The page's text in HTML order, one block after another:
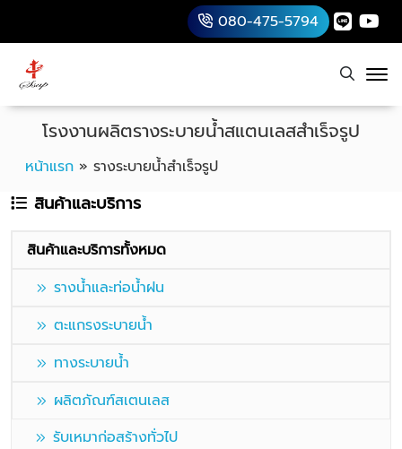
080-475-5794
หน้าแรก » รางระบายน้ำสำเร็จรูป
โรงงานผลิตรางระบายน้ำสแตนเลสสำเร็จรูป
สินค้าและบริการ
สินค้าและบริการทั้งหมด
รางน้ำและท่อน้ำฝน
ตะแกรงระบายน้ำ
ทางระบายน้ำ
ผลิตภัณฑ์สเตนเลส
รับเหมาก่อสร้างทั่วไป